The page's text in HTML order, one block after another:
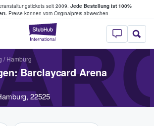
seit 2009. Jede Bestellung ist 100%
Preise können vom Originalpreis abweichen.
StubHub - Wo
& verkaufen
/ Hamburg
Barclaycard Arena
22525